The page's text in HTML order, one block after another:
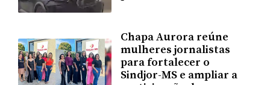
Chapa Aurora reúne
mulheres jornalistas
para fortalecer o
Sindjor-MS e ampliar a